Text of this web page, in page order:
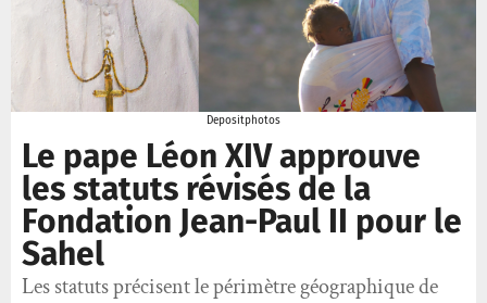
Depositphotos
Le pape Léon XIV approuve
les statuts révisés de la
Fondation Jean-Paul II pour le
Sahel
Les statuts précisent le périmètre géographique de